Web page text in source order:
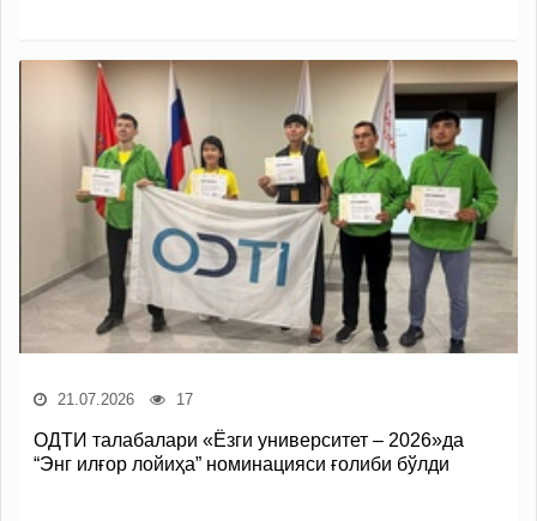
21.07.2026 17
ОДТИ талабалари «Ёзги университет – 2026»да
“Энг илғор лойиҳа” номинацияси ғолиби бўлди